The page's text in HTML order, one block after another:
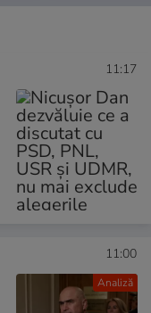
11:17
Analiză
11:00